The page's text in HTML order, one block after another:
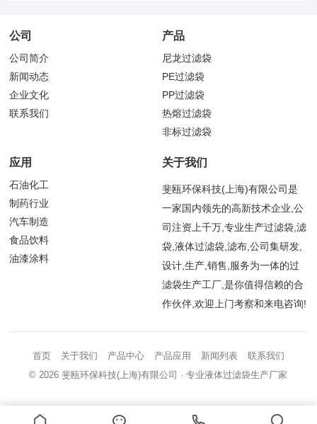
公司
公司简介
新闻动态
企业文化
联系我们
产品
尼龙过滤袋
PE过滤袋
PP过滤袋
热熔过滤袋
非标过滤袋
应用
石油化工
制药行业
汽车制造
食品饮料
油漆涂料
关于我们
斐瓯环保科技(上海)有限公司是
一家国内领先的高新技术企业,公
司注资上千万,专业生产过滤袋,滤
袋,液体过滤袋,滤布,公司集研发,
设计,生产,销售,服务为一体的过
滤袋生产工厂,是你值得信赖的合
作伙伴,欢迎上门考察和来电咨询!
首页 关于我们 产品中心 产品应用 新闻列表
联系我们
© 2026斐瓯环保科技(上海)有限公司 · 专业液体过滤袋生产厂家